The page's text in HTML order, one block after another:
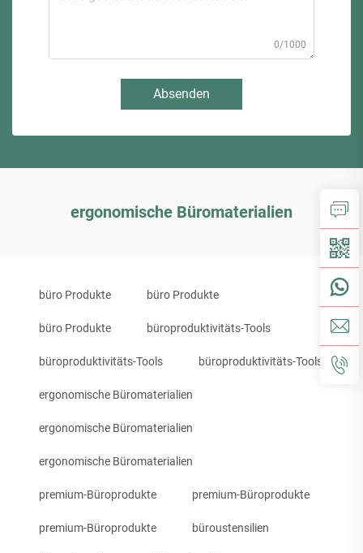
0/1000
Absenden
ergonomische Büromaterialien
büro Produkte büro Produkte
büro Produkte büroproduktivitäts-Tools
büroproduktivitäts-Tools büroproduktivitäts-Tools
ergonomische Büromaterialien
ergonomische Büromaterialien
ergonomische Büromaterialien
premium-Büroprodukte premium-Büroprodukte
premium-Büroprodukte büroustensilien